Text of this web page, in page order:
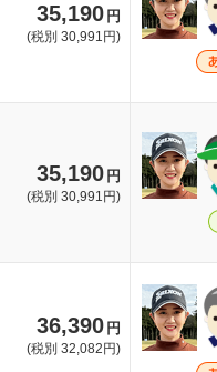
35,190円
(税別 30,991円)
35,190円
(税別 30,991円)
36,390円
(税別 32,082円)